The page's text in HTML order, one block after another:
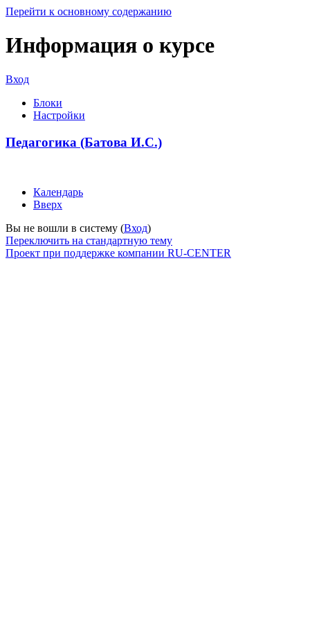
Перейти к основному содержанию
Информация о курсе
Вход
Блоки
Настройки
Педагогика (Батова И.С.)
Календарь
Вверх
Вы не вошли в систему (Вход)
Переключить на стандартную тему
Проект при поддержке компании RU-CENTER